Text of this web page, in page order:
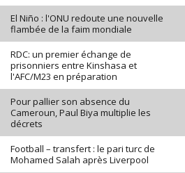
El Niño : l'ONU redoute une nouvelle
flambée de la faim mondiale
RDC: un premier échange de
prisonniers entre Kinshasa et
l'AFC/M23 en préparation
Pour pallier son absence du
Cameroun, Paul Biya multiplie les
décrets
Football – transfert : le pari turc de
Mohamed Salah après Liverpool